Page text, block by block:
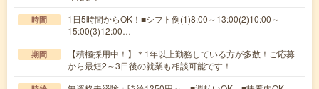
時間
1日5時間からOK！■シフト例(1)8:00～13:00(2)10:00～
15:00(3)12:00…
期間
【積極採用中！】＊1年以上勤務している方が多数！ご応募
から最短2～3日後の就業も相談可能です！